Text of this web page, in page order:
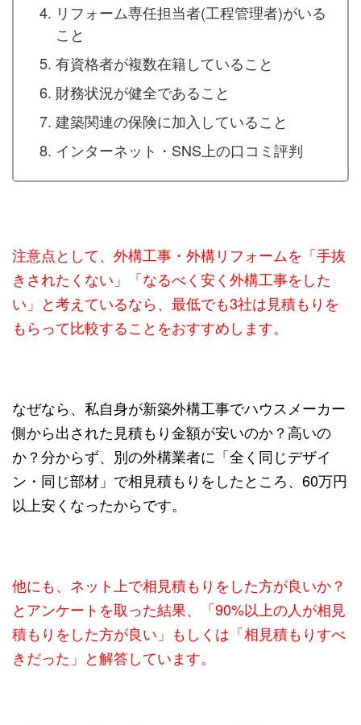
リフォーム専任担当者(工程管理者)がいる
こと
有資格者が複数在籍していること
財務状況が健全であること
建築関連の保険に加入していること
インターネット・SNS上の口コミ評判
注意点として、外構工事・外構リフォームを「手抜
きされたくない」「なるべく安く外構工事をした
い」と考えているなら、 最低でも3社は見積もりを
もらって比較することをおすすめします。
なぜなら、私自身が新築外構工事でハウスメーカー
側から出された見積もり金額が安いのか？高いの
か？分からず、別の外構業者に「全く同じデザイ
ン・同じ部材」で相見積もりをしたところ、60万円
以上安くなったからです。
他にも、ネット上で相見積もりをした方が良いか？
とアンケートを取った結果、「90%以上の人が相見
積もりをした方が良い」もしくは「相見積もりすべ
きだった」と解答しています。